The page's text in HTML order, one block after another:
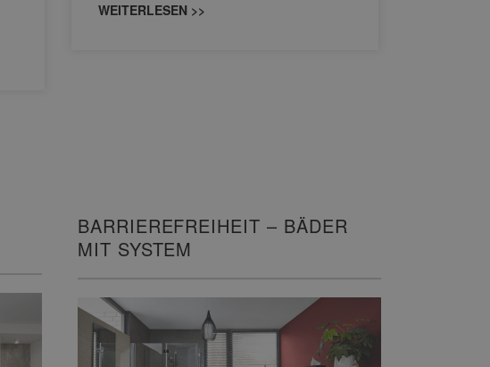
WEITERLESEN >>
BARRIEREFREIHEIT – BÄDER
MIT SYSTEM